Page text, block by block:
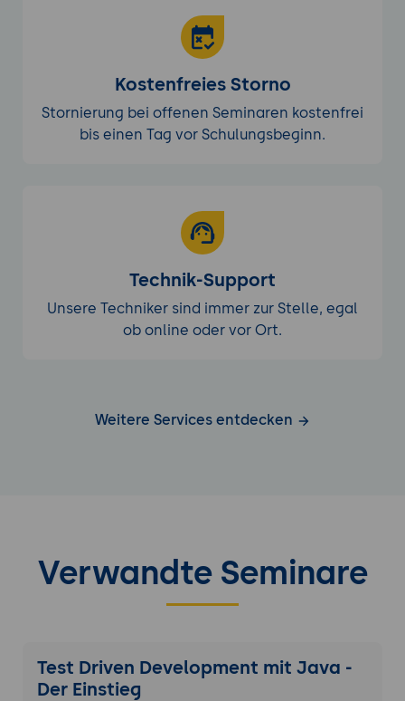
Kostenfreies Storno
Stornierung bei offenen Seminaren kostenfrei
bis einen Tag vor Schulungsbeginn.
Technik-Support
Unsere Techniker sind immer zur Stelle, egal
ob online oder vor Ort.
Weitere Services entdecken
Verwandte Seminare
Test Driven Development mit Java -
Der Einstieg